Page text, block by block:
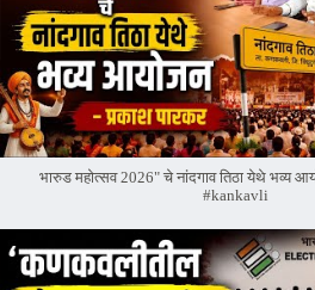
भारुड महोत्सव 2026" चे नांदगाव तिठा येथे भव्य
#kankavli